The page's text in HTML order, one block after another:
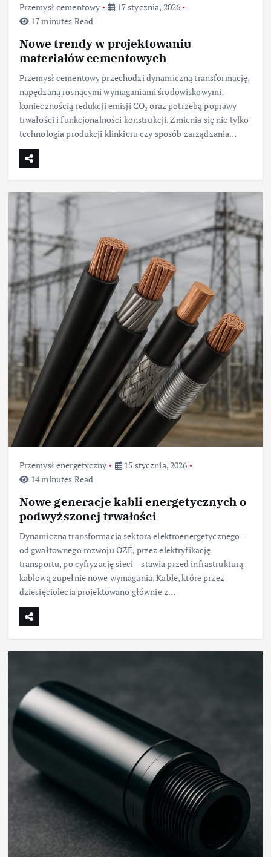
Przemysł cementowy
17 stycznia, 2026
17 minutes Read
Nowe trendy w projektowaniu
materiałów cementowych
Przemysł cementowy przechodzi dynamiczną transformację,
napędzaną rosnącymi wymaganiami środowiskowymi,
koniecznością redukcji emisji CO₂ oraz potrzebą poprawy
trwałości i funkcjonalności konstrukcji. Zmienia się nie tylko
technologia produkcji klinkieru czy sposób zarządzania…
Przemysł energetyczny
15 stycznia, 2026
14 minutes Read
Nowe generacje kabli energetycznych o
podwyższonej trwałości
Dynamiczna transformacja sektora elektroenergetycznego –
od gwałtownego rozwoju OZE, przez elektryfikację
transportu, po cyfryzację sieci – stawia przed infrastrukturą
kablową zupełnie nowe wymagania. Kable, które przez
dziesięciolecia projektowano głównie z…